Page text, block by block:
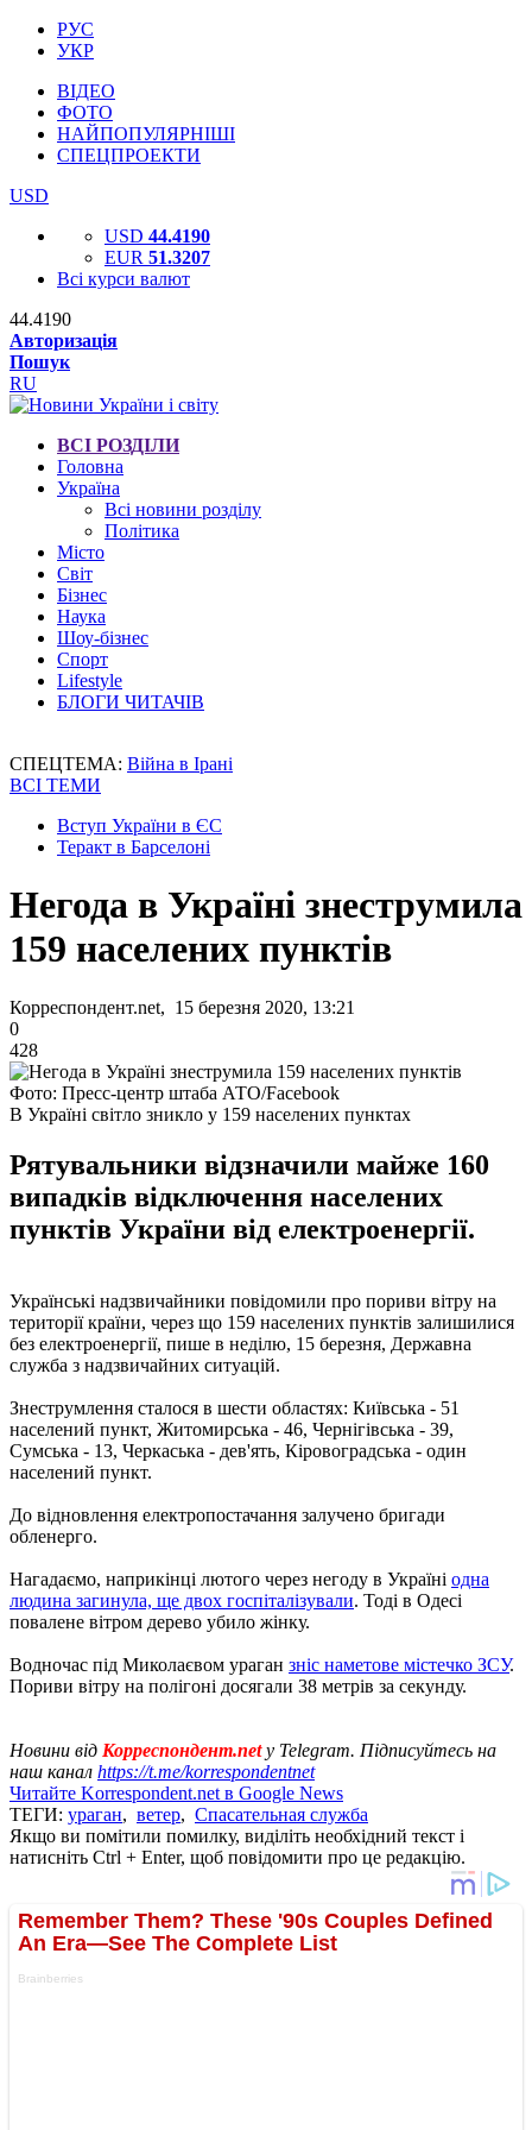
РУС
УКР
ВІДЕО
ФОТО
НАЙПОПУЛЯРНІШІ
СПЕЦПРОЕКТИ
USD
USD 44.4190
EUR 51.3207
Всі курси валют
44.4190
Авторизація
Пошук
RU
ВСІ РОЗДІЛИ
Головна
Україна
Всі новини розділу
Політика
Місто
Світ
Бізнес
Наука
Шоу-бізнес
Спорт
Lifestyle
БЛОГИ ЧИТАЧІВ
СПЕЦТЕМА: Війна в Ірані
ВСІ ТЕМИ
Вступ України в ЄС
Теракт в Барселоні
Негода в Україні знеструмила
159 населених пунктів
Корреспондент.net, 15 березня 2020, 13:21
0
428
Фото: Пресс-центр штаба АТО/Facebook
В Україні світло зникло у 159 населених пунктах
Рятувальники відзначили майже 160
випадків відключення населених
пунктів України від електроенергії.
Українські надзвичайники повідомили про пориви вітру на
території країни, через що 159 населених пунктів залишилися
без електроенергії, пише в неділю, 15 березня, Державна
служба з надзвичайних ситуацій.
Знеструмлення сталося в шести областях: Київська - 51
населений пункт, Житомирська - 46, Чернігівська - 39,
Сумська - 13, Черкаська - дев'ять, Кіровоградська - один
населений пункт.
До відновлення електропостачання залучено бригади
обленерго.
Нагадаємо, наприкінці лютого через негоду в Україні одна
людина загинула, ще двох госпіталізували. Тоді в Одесі
повалене вітром дерево убило жінку.
Водночас під Миколаєвом ураган зніс наметове містечко ЗСУ.
Пориви вітру на полігоні досягали 38 метрів за секунду.
Новини від Корреспондент.netу Telegram. Підписуйтесь на
наш канал https://t.me/korrespondentnet
Читайте Korrespondent.net в Google News
ТЕГИ: ураган, ветер, Спасательная служба
Якщо ви помітили помилку, виділіть необхідний текст і
натисніть Ctrl + Enter, щоб повідомити про це редакцію.